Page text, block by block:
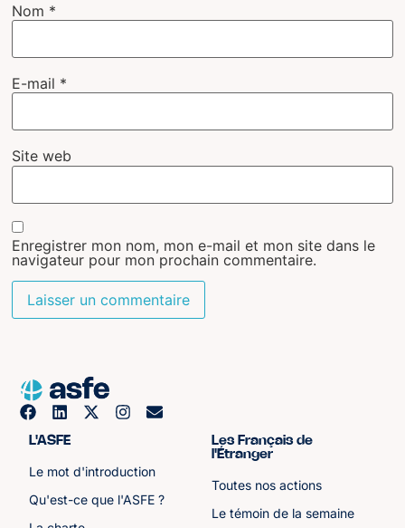
Nom *
E-mail *
Site web
Enregistrer mon nom, mon e-mail et mon site dans le
navigateur pour mon prochain commentaire.
L'ASFE
Le mot d'introduction
Qu'est-ce que l'ASFE ?
Les Français de
l'Étranger
Toutes nos actions
Le témoin de la semaine